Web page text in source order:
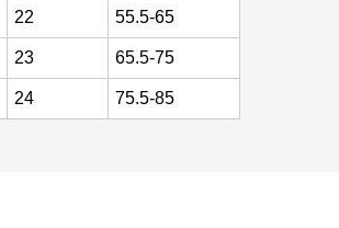
22 55.5-65
23 65.5-75
24 75.5-85